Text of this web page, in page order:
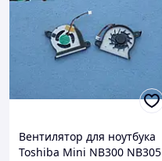
Вентилятор для ноутбука
Toshiba Mini NB300 NB305